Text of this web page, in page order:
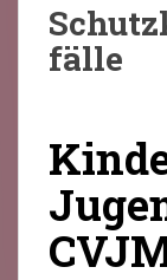
fälle